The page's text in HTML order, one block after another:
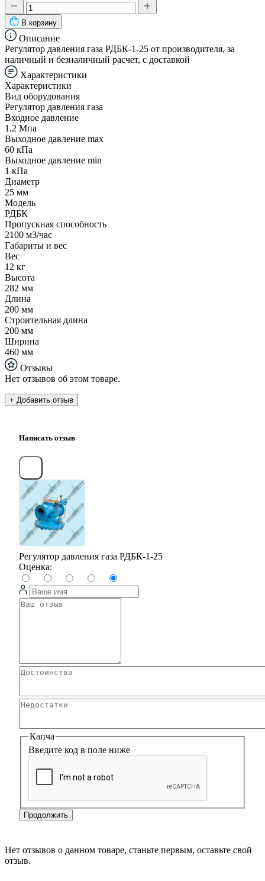
В корзину
Описание
Регулятор давления газа РДБК-1-25 от производителя, за
наличный и безналичный расчет, с доставкой
Характеристики
Характеристики
Вид оборудования
Регулятор давления газа
Входное давление
1.2 Мпа
Выходное давление max
60 кПа
Выходное давление min
1 кПа
Диаметр
25 мм
Модель
РДБК
Пропускная способность
2100 м3/час
Габариты и вес
Вес
12 кг
Высота
282 мм
Длина
200 мм
Строительная длина
200 мм
Ширина
460 мм
Отзывы
Нет отзывов об этом товаре.
+ Добавить отзыв
Написать отзыв
Регулятор давления газа РДБК-1-25
Оценка:
Капча
Введите код в поле ниже
Продолжить
Нет отзывов о данном товаре, станьте первым, оставьте свой
отзыв.